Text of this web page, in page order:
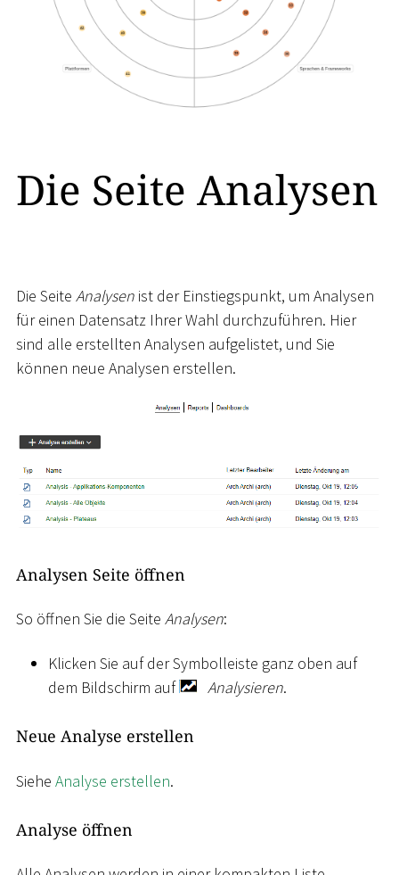
Die Seite Analysen
Die Seite Analysen ist der Einstiegspunkt, um Analysen
für einen Datensatz Ihrer Wahl durchzuführen. Hier
sind alle erstellten Analysen aufgelistet, und Sie
können neue Analysen erstellen.
Analysen Seite öffnen
So öffnen Sie die Seite Analysen:
Klicken Sie auf der Symbolleiste ganz oben auf
dem Bildschirm auf
Analysieren.
Neue Analyse erstellen
Siehe Analyse erstellen.
Analyse öffnen